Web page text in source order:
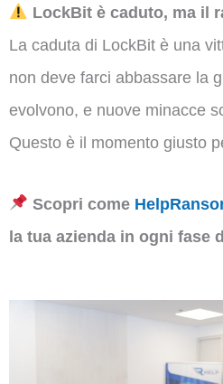
LockBit è caduto, ma il
La caduta di LockBit è una
non deve farci abbassare la
evolvono, e nuove minacce
Questo è il momento giusto
Scopri come
la tua azienda in ogni fase